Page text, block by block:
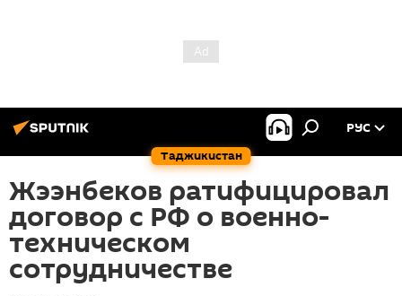
Таджикистан
РУС
Жээнбеков ратифицировал
договор с РФ о военно-
техническом
сотрудничестве